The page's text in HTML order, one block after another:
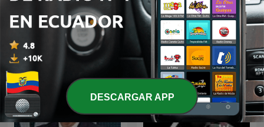
El Podcast con Luis Carlos
Vélez
Curiosidades habladas
DESCARGAR APP